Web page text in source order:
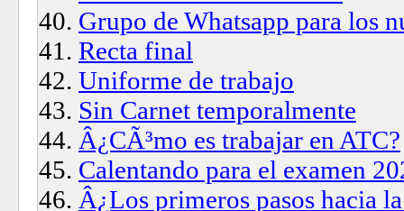
Grupo de Whatsapp para los
Recta final
Uniforme de trabajo
Sin Carnet temporalmente
Â¿CÃ³mo es trabajar en ATC?
Calentando para el examen
Â¿Los primeros pasos hacia